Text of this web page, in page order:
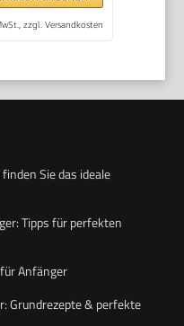
zzgl. Versandkosten
Sie das ideale
Tipps für perfekten
Anfänger
Grundrezepte & perfekte